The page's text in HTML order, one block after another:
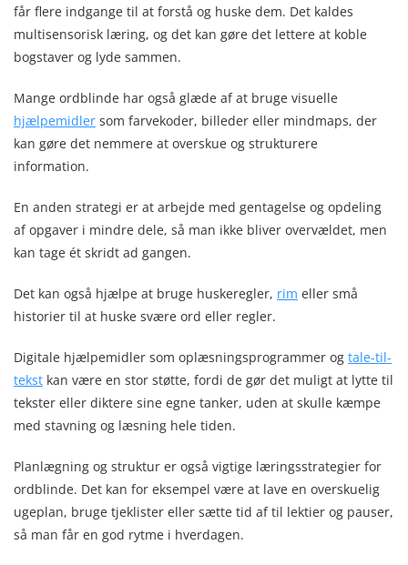
får flere indgange til at forstå og huske dem. Det kaldes
multisensorisk læring, og det kan gøre det lettere at koble
bogstaver og lyde sammen.
Mange ordblinde har også glæde af at bruge visuelle
hjælpemidler som farvekoder, billeder eller mindmaps, der
kan gøre det nemmere at overskue og strukturere
information.
En anden strategi er at arbejde med gentagelse og opdeling
af opgaver i mindre dele, så man ikke bliver overvældet, men
kan tage ét skridt ad gangen.
Det kan også hjælpe at bruge huskeregler, rim eller små
historier til at huske svære ord eller regler.
Digitale hjælpemidler som oplæsningsprogrammer og tale-til-
tekst kan være en stor støtte, fordi de gør det muligt at lytte til
tekster eller diktere sine egne tanker, uden at skulle kæmpe
med stavning og læsning hele tiden.
Planlægning og struktur er også vigtige læringsstrategier for
ordblinde. Det kan for eksempel være at lave en overskuelig
ugeplan, bruge tjeklister eller sætte tid af til lektier og pauser,
så man får en god rytme i hverdagen.